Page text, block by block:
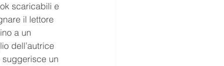
scaricabili e
il lettore
a un
dell’autrice
un